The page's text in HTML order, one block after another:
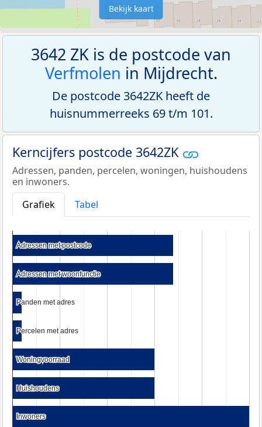
Bekijk kaart
3642 ZK is de postcode van
Verfmolen in Mijdrecht.
De postcode 3642ZK heeft de
huisnummerreeks 69 t/m 101.
Kerncijfers postcode 3642ZK
Adressen, panden, percelen, woningen, huishoudens
en inwoners.
Grafiek
Tabel
Adressen met postcode
Adressen met postcode
Adressen met woonfunctie
Adressen met woonfunctie
Panden met adres
Panden met adres
Percelen met adres
Percelen met adres
Woningvoorraad
Woningvoorraad
Huishoudens
Huishoudens
Inwoners
Inwoners